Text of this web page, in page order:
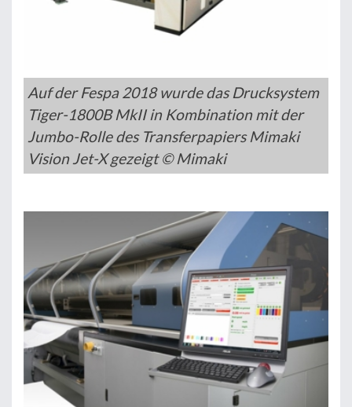
Auf der Fespa 2018 wurde das Drucksystem
Tiger-1800B MkII in Kombination mit der
Jumbo-Rolle des Transferpapiers Mimaki
Vision Jet-X gezeigt © Mimaki